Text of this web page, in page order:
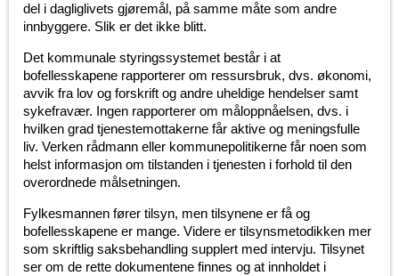
del i dagliglivets gjøremål, på samme måte som andre
innbyggere. Slik er det ikke blitt.
Det kommunale styringssystemet består i at
bofellesskapene rapporterer om ressursbruk, dvs. økonomi,
avvik fra lov og forskrift og andre uheldige hendelser samt
sykefravær. Ingen rapporterer om måloppnåelsen, dvs. i
hvilken grad tjenestemottakerne får aktive og meningsfulle
liv. Verken rådmann eller kommunepolitikerne får noen som
helst informasjon om tilstanden i tjenesten i forhold til den
overordnede målsetningen.
Fylkesmannen fører tilsyn, men tilsynene er få og
bofellesskapene er mange. Videre er tilsynsmetodikken mer
som skriftlig saksbehandling supplert med intervju. Tilsynet
ser om de rette dokumentene finnes og at innholdet i